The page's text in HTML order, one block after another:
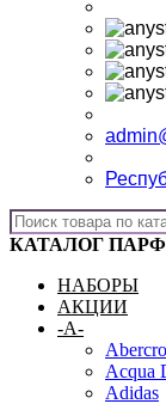
КАТАЛОГ
НАБОРЫ
АКЦИИ
-A-
Acqua
Adidas